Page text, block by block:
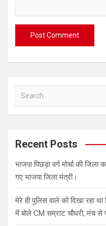
a
c
Recent Posts
भाजपा पिछड़ा वर्ग मोर्चा की जिला
गए भाजपा जिला मंत्री।
मेरे ही पुलिस वाले को दिखा रहा
में बोले CM सम्राट चौधरी, मंच से